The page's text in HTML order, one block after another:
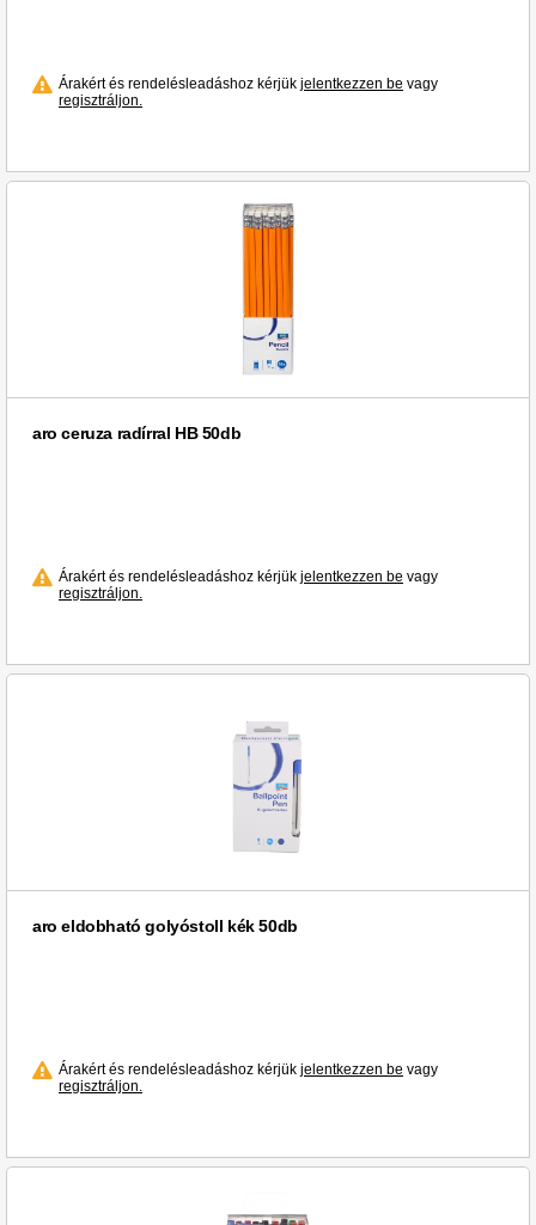
Árakért és rendelésleadáshoz kérjük jelentkezzen be vagy
regisztráljon.
aro ceruza radírral HB 50db
Árakért és rendelésleadáshoz kérjük jelentkezzen be vagy
regisztráljon.
aro eldobható golyóstoll kék 50db
Árakért és rendelésleadáshoz kérjük jelentkezzen be vagy
regisztráljon.